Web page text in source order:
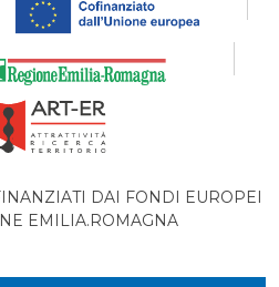
DAI FONDI EUROPEI
EMILIA.ROMAGNA